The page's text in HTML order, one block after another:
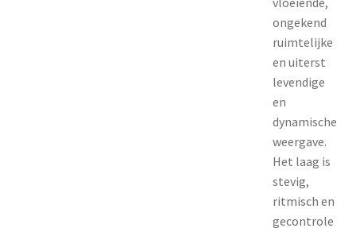
ongekend
ruimtelijke
en uiterst
levendige
en
dynamische
weergave.
Het laag is
stevig,
ritmisch en
gecontrole